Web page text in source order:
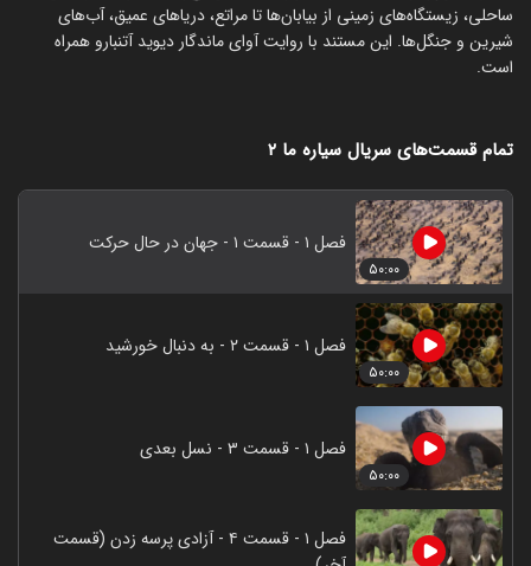
ساحلی، زیستگاه‌های زمینی از بیابان‌ها تا مراتع، دریاهای عمیق، آب‌های
شیرین و جنگل‌ها. این مستند با روایت آوای ماندگار دیوید آتنبارو همراه
است.
تمام قسمت‌های سریال سیاره ما ۲
۵۰:۰۰
فصل ۱ - قسمت ۱ - جهان در حال حرکت
۵۰:۰۰
فصل ۱ - قسمت ۲ - به دنبال خورشید
۵۰:۰۰
فصل ۱ - قسمت ۳ - نسل بعدی
فصل ۱ - قسمت ۴ - آزادی پرسه زدن (قسمت